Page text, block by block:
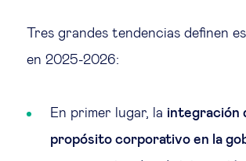
Tres grandes tendencias definen
en 2025-2026:
En primer lugar, la integración
propósito corporativo en la